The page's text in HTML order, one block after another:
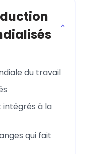
du travail
à la
qui fait